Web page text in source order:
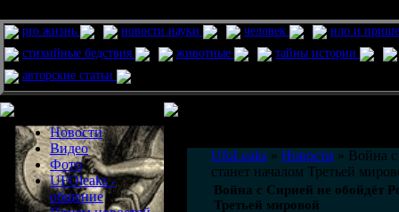
pro жизнь новости науки человек
нло и
стихийные бедствия
животные
тайны истории
авторские статьи
Новости
Видео
Фото
UFOleaks -
общение
UfoLeaks » Новости » Война
станет началом Третьей
Война с Сирией не обойдёт
Третьей мировой